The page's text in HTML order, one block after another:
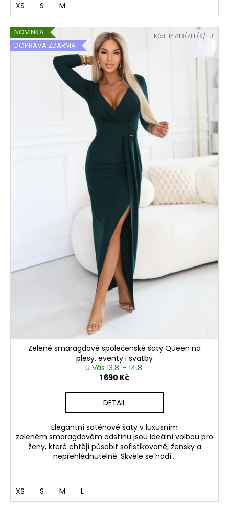
XS S M
NOVINKA
DOPRAVA ZDARMA
Zelené smaragdové společenské šaty Queen na
plesy, eventy i svatby
U Vás 13.8. - 14.8.
1 690 Kč
DETAIL
Elegantní saténové šaty v luxusním
zeleném smaragdovém odstínu jsou ideální volbou pro
ženy, které chtějí působit sofistikovaně, žensky a
nepřehlédnutelně. Skvěle se hodí...
XS S M L
Kód: 14743/ZEL/S/EU